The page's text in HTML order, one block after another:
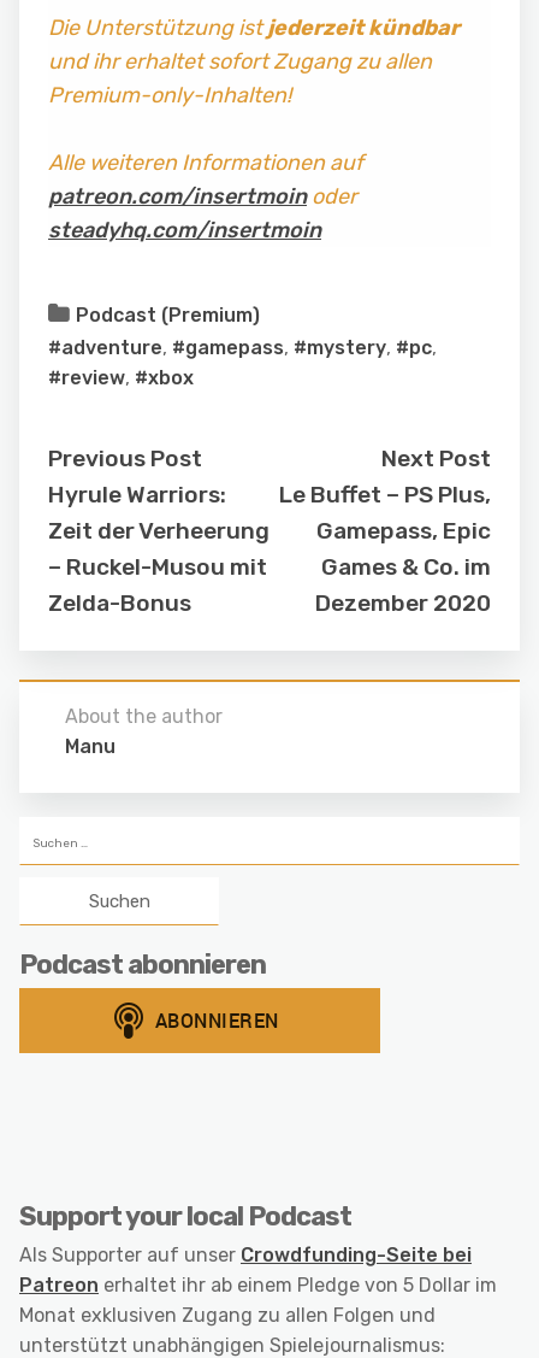
Die Unterstützung istjederzeit kündbar
und ihr erhaltet sofort Zugang zu allen
Premium-only-Inhalten!
Alle weiteren Informationen auf
patreon.com/insertmoinoder
steadyhq.com/insertmoin
Podcast (Premium)
#adventure, #gamepass, #mystery, #pc,
#review, #xbox
Previous Post
Hyrule Warriors:
Zeit der Verheerung
– Ruckel-Musou mit
Zelda-Bonus
Next Post
Le Buffet – PS Plus,
Gamepass, Epic
Games & Co. im
Dezember 2020
About the author
Manu
nach:
Podcast abonnieren
Support your local Podcast
Als Supporter auf unser Crowdfunding-Seite bei
Patreon erhaltet ihr ab einem Pledge von 5 Dollar im
Monat exklusiven Zugang zu allen Folgen und
unterstützt unabhängigen Spielejournalismus: